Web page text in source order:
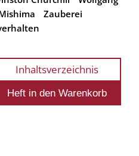
Zauberei
Inhaltsverzeichnis